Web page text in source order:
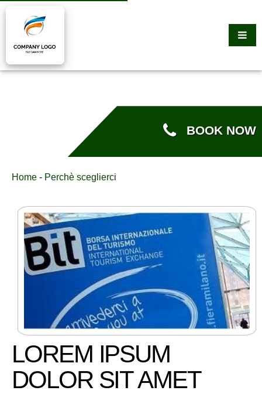
BOOK NOW
Home - Perchè sceglierci
LOREM IPSUM
DOLOR SIT AMET